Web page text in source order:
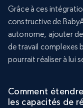
Grâce à ces
constructive de
autonome, ajouter
de travail complexes
pourrait réaliser à lui
Comment
les capacités de